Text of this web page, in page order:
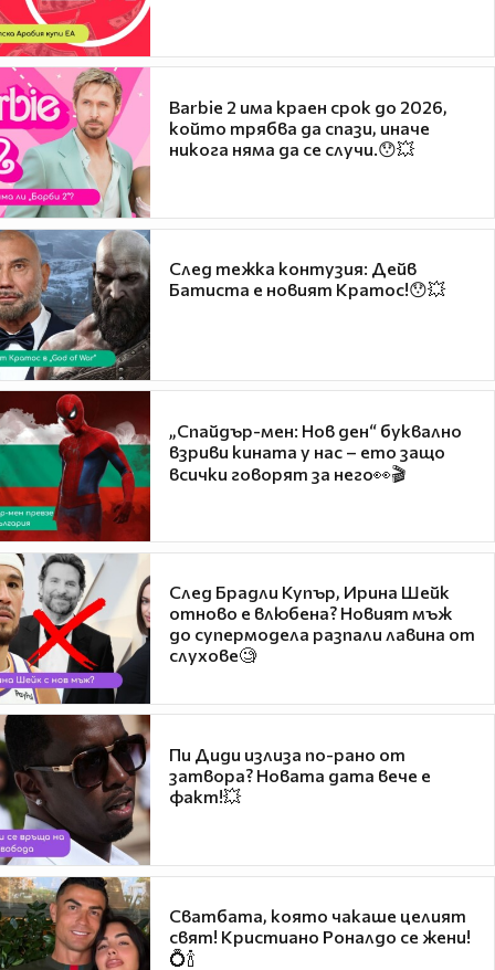
Barbie 2 има краен срок до 2026,
който трябва да спази, иначе
никога няма да се случи.😯💥
След тежка контузия: Дейв
Батиста е новият Кратос!😯💥
„Спайдър-мен: Нов ден“ буквално
взриви кината у нас – ето защо
всички говорят за него👀🎬
След Брадли Купър, Ирина Шейк
отново е влюбена? Новият мъж
до супермодела разпали лавина от
слухове🧐
Пи Диди излиза по-рано от
затвора? Новата дата вече е
факт!💥
Сватбата, която чакаше целият
свят! Кристиано Роналдо се жени!
💍🍾